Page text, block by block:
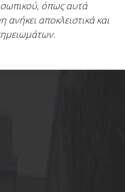
όπως αυτά
αποκλειστικά και